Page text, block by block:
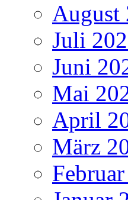
August
Juli
Juni
Mai
April
März